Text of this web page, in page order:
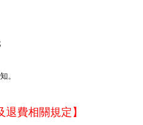
。
費相關規定】